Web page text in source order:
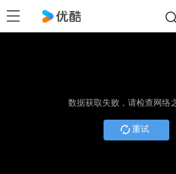
数据获取失败，请检查网络
重试